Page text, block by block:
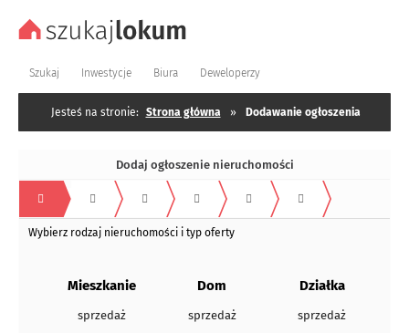
Szukaj Inwestycje Biura Deweloperzy
Jesteś na stronie: Strona główna » Dodawanie ogłoszenia
Dodaj ogłoszenie nieruchomości
Wybierz rodzaj nieruchomości i typ oferty
Mieszkanie
sprzedaż
Dom
sprzedaż
Działka
sprzedaż